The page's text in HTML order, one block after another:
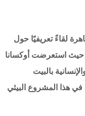
لقاءً تعريفيًا حول
حيث استعرضت أوكسانا
بالبيت
هذا المشروع البيئي